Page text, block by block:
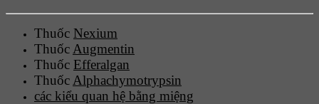
Thuốc Nexium
Thuốc Augmentin
Thuốc Efferalgan
Thuốc Alphachymotrypsin
các kiểu quan hệ bằng miệng